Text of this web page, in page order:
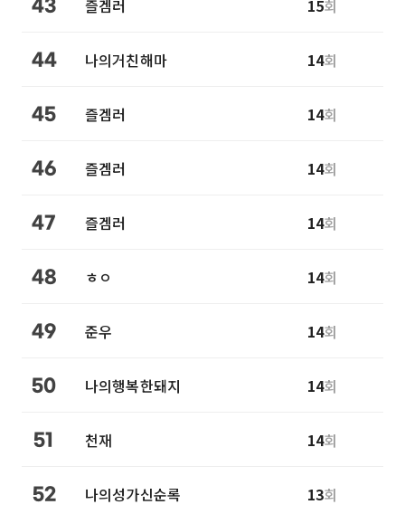
43 즐겜러 15회
44 나의거친해마 14회
45 즐겜러 14회
46 즐겜러 14회
47 즐겜러 14회
48 ㅎㅇ 14회
49 준우 14회
50 나의행복한돼지 14회
51 천재 14회
52 나의성가신순록 13회